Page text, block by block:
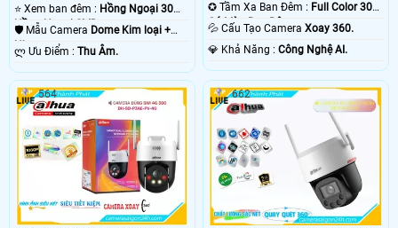
⭐ Xem ban đêm : Hồng Ngoại 30m
Hồng Ngoại SMD.
🛡 Mẫu Camera Dome Kim loại +
Nhựa.
️ლ Ưu Điểm : Thu Âm.
✪ Tầm Xa Ban Đêm : Full Color 30m
Có Màu Ban Ðêm.
💦 Cấu Tạo CameraXoay 360.
️💎 Khả Năng :Công Nghệ AI.
564 662